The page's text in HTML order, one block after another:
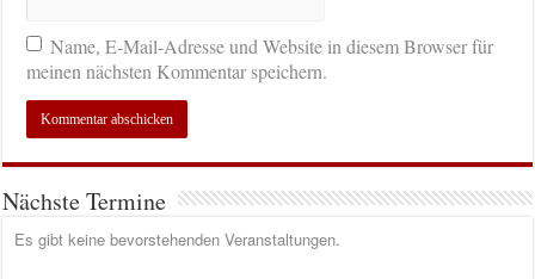
Name, E-Mail-Adresse und Website in diesem Browser für
meinen nächsten Kommentar speichern.
Nächste Termine
Es gibt keine bevorstehenden Veranstaltungen.